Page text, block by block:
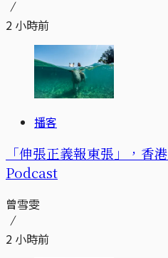
2 小時前
播客
「伸張正義報東張」，香
Podcast
曾雪雯
2 小時前